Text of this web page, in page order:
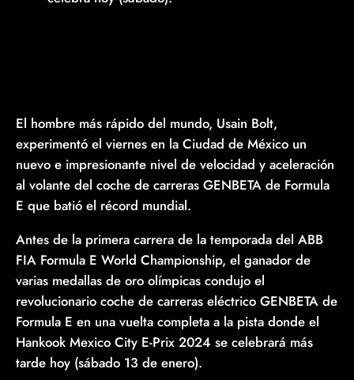
El hombre más rápido del mundo, Usain Bolt,
experimentó el viernes en la Ciudad de México un
nuevo e impresionante nivel de velocidad y aceleración
al volante del coche de carreras GENBETA de Formula
E que batió el récord mundial.
Antes de la primera carrera de la temporada del ABB
FIA Formula E World Championship, el ganador de
varias medallas de oro olímpicas condujo el
revolucionario coche de carreras eléctrico GENBETA de
Formula E en una vuelta completa a la pista donde el
Hankook Mexico City E-Prix 2024 se celebrará más
tarde hoy (sábado 13 de enero).